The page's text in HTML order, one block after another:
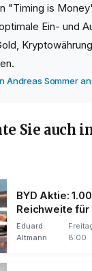
"Timing is
Ein- und
Andreas Sommer
Sie auch
BYD Aktie:
Reichweite für
Eduard
Altmann
8:00